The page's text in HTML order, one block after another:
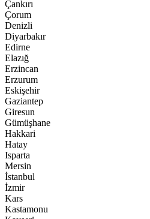
Çankırı
Çorum
Denizli
Diyarbakır
Edirne
Elazığ
Erzincan
Erzurum
Eskişehir
Gaziantep
Giresun
Gümüşhane
Hakkari
Hatay
Isparta
Mersin
İstanbul
İzmir
Kars
Kastamonu